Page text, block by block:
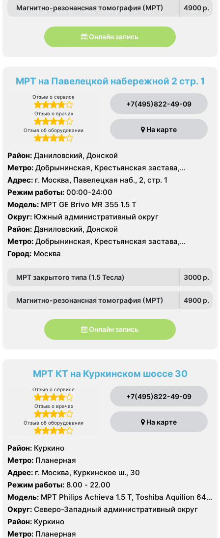
Магнитно-резонансная томография (МРТ) 4900 p.
Онлайн запись
МРТ на Павелецкой набережной 2 стр. 1
Отзыв о сервисе
Отзыв о врачах
Отзыв об оборудовании
+7(495)822-49-09
На карте
Район: Даниловский, Донской
Метро: Добрынинская, Крестьянская застава,
Октябрьская, Павелецкая, Пролетарская,
Серпуховская, Третьяковская, Тульская
Адрес: г. Москва, Павелецкая наб., 2, стр. 1
Режим работы: 00:00-24:00
Модель: МРТ GE Brivo MR 355 1.5 Т
Округ: Южный административный округ
Район: Даниловский, Донской
Метро: Добрынинская, Крестьянская застава,
Октябрьская, Павелецкая, Пролетарская,
Серпуховская, Третьяковская, Тульская
Город: Москва
МРТ закрытого типа (1.5 Тесла) 3000 p.
Магнитно-резонансная томография (МРТ) 4900 p.
Онлайн запись
МРТ КТ на Куркинском шоссе 30
Отзыв о сервисе
Отзыв о врачах
Отзыв об оборудовании
+7(495)822-49-09
На карте
Район: Куркино
Метро: Планерная
Адрес: г. Москва, Куркинское ш., 30
Режим работы: 8.00 - 22.00
Модель: МРТ Philips Achieva 1.5 T, Toshiba Aquilion 64
срезов
Округ: Северо-Западный административный округ
Район: Куркино
Метро: Планерная